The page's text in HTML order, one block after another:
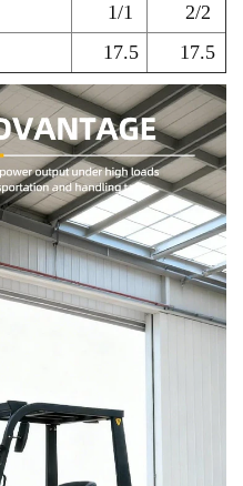
1/1
2/2
17.5 17.5